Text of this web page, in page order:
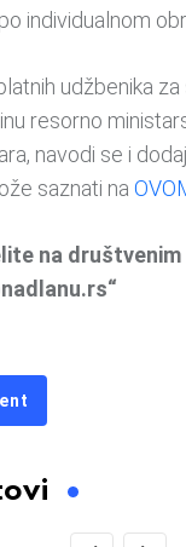
individualnom
udžbenika
resorno
navodi se i
saznati na
na društvenim